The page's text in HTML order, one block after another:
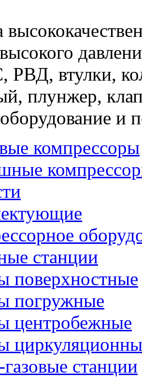
РВД, втулки,
плунжер,
и
компрессоры
станции
поверхностные
погружные
центробежные
станции